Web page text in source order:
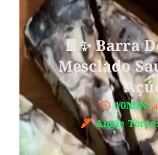
🍫✨ Barra
Mesclado
10MIN.
Angie